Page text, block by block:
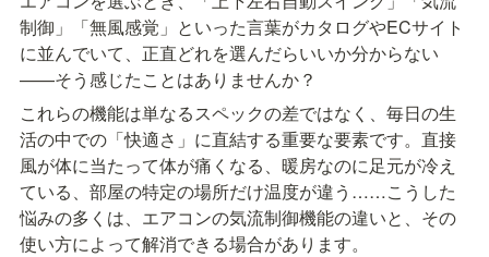
制御」「無風感覚」といった言葉がカタログやECサイト
に並んでいて、正直どれを選んだらいいか分からない
——そう感じたことはありませんか？
これらの機能は単なるスペックの差ではなく、毎日の生
活の中での「快適さ」に直結する重要な要素です。直接
風が体に当たって体が痛くなる、暖房なのに足元が冷え
ている、部屋の特定の場所だけ温度が違う……こうした
悩みの多くは、エアコンの気流制御機能の違いと、その
使い方によって解消できる場合があります。